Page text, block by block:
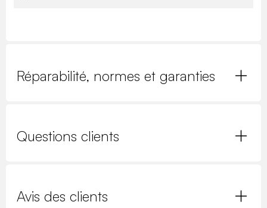
Réparabilité, normes et garanties
Questions clients
Avis des clients